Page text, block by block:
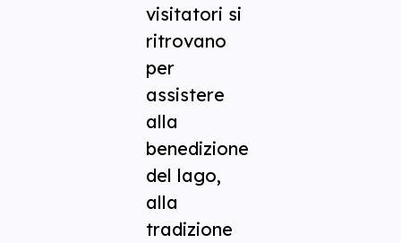
visitatori si
ritrovano
per
assistere
alla
benedizione
del lago,
alla
tradizione